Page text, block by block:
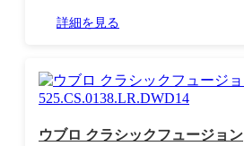
詳細を見る
ウブロ クラシックフュージョン